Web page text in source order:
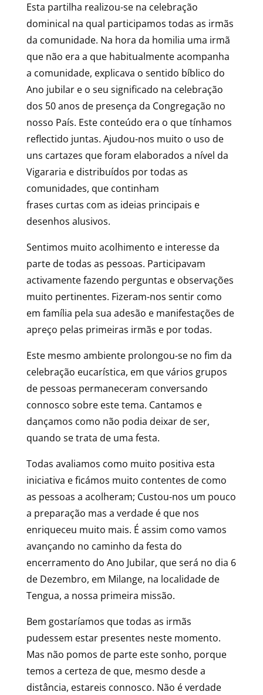
Esta partilha realizou-se na celebração
dominical na qual participamos todas as irmãs
da comunidade. Na hora da homilia uma irmã
que não era a que habitualmente acompanha
a comunidade, explicava o sentido bíblico do
Ano jubilar e o seu significado na celebração
dos 50 anos de presença da Congregação no
nosso País. Este conteúdo era o que tínhamos
reflectido juntas. Ajudou-nos muito o uso de
uns cartazes que foram elaborados a nível da
Vigararia e distribuídos por todas as
comunidades, que continham
frases curtas com as ideias principais e
desenhos alusivos.
Sentimos muito acolhimento e interesse da
parte de todas as pessoas. Participavam
activamente fazendo perguntas e observações
muito pertinentes. Fizeram-nos sentir como
em família pela sua adesão e manifestações de
apreço pelas primeiras irmãs e por todas.
Este mesmo ambiente prolongou-se no fim da
celebração eucarística, em que vários grupos
de pessoas permaneceram conversando
connosco sobre este tema. Cantamos e
dançamos como não podia deixar de ser,
quando se trata de uma festa.
Todas avaliamos como muito positiva esta
iniciativa e ficámos muito contentes de como
as pessoas a acolheram; Custou-nos um pouco
a preparação mas a verdade é que nos
enriqueceu muito mais. É assim como vamos
avançando no caminho da festa do
encerramento do Ano Jubilar, que será no dia 6
de Dezembro, em Milange, na localidade de
Tengua, a nossa primeira missão.
Bem gostaríamos que todas as irmãs
pudessem estar presentes neste momento.
Mas não pomos de parte este sonho, porque
temos a certeza de que, mesmo desde a
distância, estareis connosco. Não é verdade